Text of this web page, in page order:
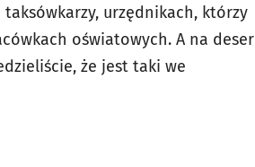
urzędnikach, którzy
oświatowych. A na deser
że jest taki we